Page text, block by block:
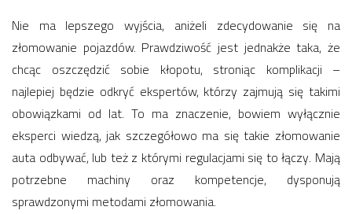
Nie ma lepszego wyjścia, aniżeli zdecydowanie się na
złomowanie pojazdów. Prawdziwość jest jednakże taka, że
chcąc oszczędzić sobie kłopotu, stroniąc komplikacji –
najlepiej będzie odkryć ekspertów, którzy zajmują się takimi
obowiązkami od lat. To ma znaczenie, bowiem wyłącznie
eksperci wiedzą, jak szczegółowo ma się takie złomowanie
auta odbywać, lub też z którymi regulacjami się to łączy. Mają
potrzebne machiny oraz kompetencje, dysponują
sprawdzonymi metodami złomowania.